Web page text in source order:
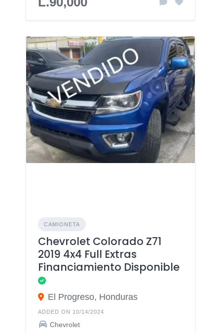
CAMIONETA
Chevrolet Colorado Z71
2019 4x4 Full Extras
Financiamiento Disponible
El Progreso, Honduras
ADDED ON 10/14/2024
Chevrolet